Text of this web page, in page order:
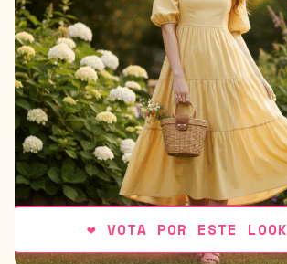
❤ VOTA POR ESTE LOOK